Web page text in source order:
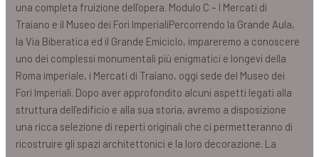
una completa fruizione dell’opera. Modulo C – I Mercati di
Traiano e il Museo dei Fori ImperialiPercorrendo la Grande Aula,
la Via Biberatica ed il Grande Emiciclo, impareremo a conoscere
uno dei complessi monumentali più enigmatici e longevi della
Roma imperiale, i Mercati di Traiano, oggi sede del Museo dei
Fori Imperiali. Dopo aver approfondito alcuni aspetti legati alla
struttura dell’edificio e alla sua storia, avremo a disposizione
una ricca selezione di reperti originali che ci permetteranno di
ricostruire gli spazi architettonici e la loro decorazione. La